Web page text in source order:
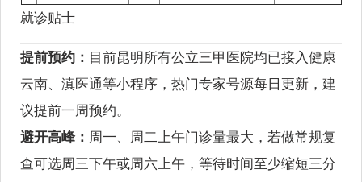
就诊贴士
提前预约： 目前昆明所有公立三甲医院均已接入健康
云南、滇医通等小程序，热门专家号源每日更新，建
议提前一周预约。
避开高峰： 周一、周二上午门诊量最大，若做常规复
查可选周三下午或周六上午，等待时间至少缩短三分